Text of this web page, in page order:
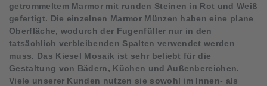
getrommeltem Marmor mit runden Steinen in Rot und Weiß
gefertigt. Die einzelnen Marmor Münzen haben eine plane
Oberfläche, wodurch der Fugenfüller nur in den
tatsächlich verbleibenden Spalten verwendet werden
muss. Das Kiesel Mosaik ist sehr beliebt für die
Gestaltung von Bädern, Küchen und Außenbereichen.
Viele unserer Kunden nutzen sie sowohl im Innen- als